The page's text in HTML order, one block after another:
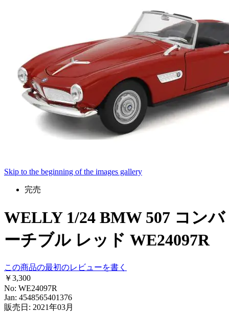
Skip to the beginning of the images gallery
完売
WELLY 1/24 BMW 507 コンバ
ーチブル レッド WE24097R
この商品の最初のレビューを書く
￥3,300
No: WE24097R
Jan: 4548565401376
販売日: 2021年03月